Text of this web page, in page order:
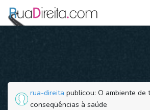
rua-direita publicou: O ambiente de
conseqüências à saúde